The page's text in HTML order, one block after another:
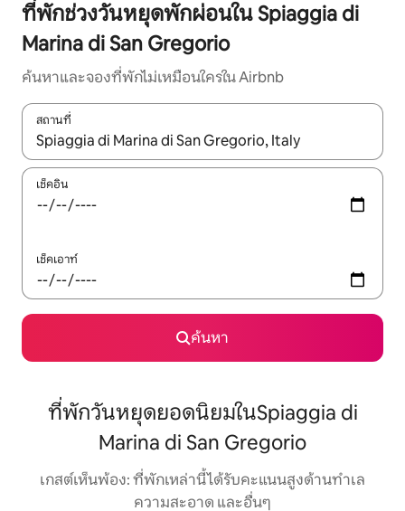
ที่พักช่วงวันหยุดพักผ่อนใน Spiaggia di
Marina di San Gregorio
ค้นหาและจองที่พักไม่เหมือนใครใน Airbnb
สถานที่
ใช้ลูกศรขึ้นลง หรือใช้การสัมผัสหรือปัด เพื่อสำรวจผลการค้นหา
เช็คอิน
เช็คเอาท์
ค้นหา
ที่พักวันหยุดยอดนิยมในSpiaggia di
Marina di San Gregorio
เกสต์เห็นพ้อง: ที่พักเหล่านี้ได้รับคะแนนสูงด้านทำเล
ความสะอาด และอื่นๆ